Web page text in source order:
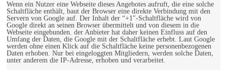
Wenn ein Nutzer eine Webseite dieses Angebotes aufruft, die eine solche
Schaltfläche enthält, baut der Browser eine direkte Verbindung mit den
Servern von Google auf. Der Inhalt der “+1″-Schaltfläche wird von
Google direkt an seinen Browser übermittelt und von diesem in die
Webseite eingebunden. der Anbieter hat daher keinen Einfluss auf den
Umfang der Daten, die Google mit der Schaltfläche erhebt. Laut Google
werden ohne einen Klick auf die Schaltfläche keine personenbezogenen
Daten erhoben. Nur bei eingeloggten Mitgliedern, werden solche Daten,
unter anderem die IP-Adresse, erhoben und verarbeitet.